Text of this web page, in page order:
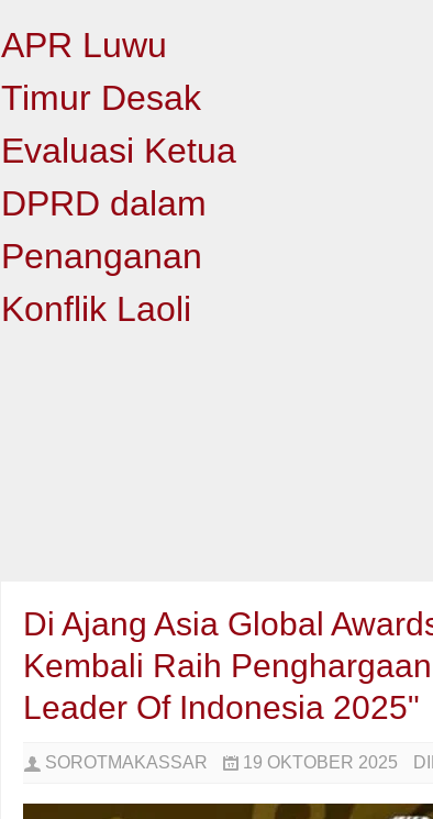
APR Luwu
Timur Desak
Evaluasi Ketua
DPRD dalam
Penanganan
Konflik Laoli
Di Ajang Asia Global
Kembali Raih
Leader Of Indonesia 2025"
SOROTMAKASSAR 19 OKTOBER 2025